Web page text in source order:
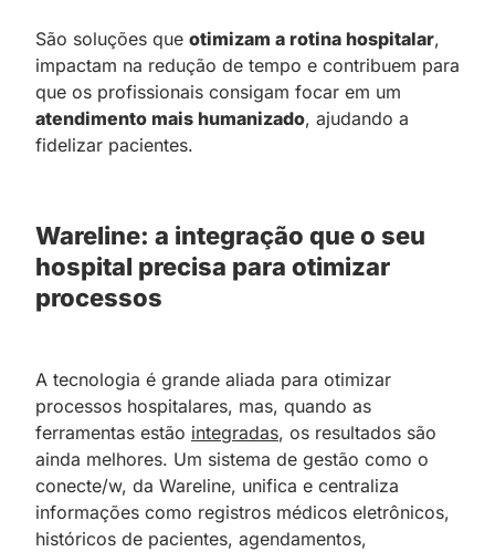
São soluções que otimizam a rotina hospitalar,
impactam na redução de tempo e contribuem para
que os profissionais consigam focar em um
atendimento mais humanizado, ajudando a
fidelizar pacientes.
Wareline: a integração que o seu
hospital precisa para otimizar
processos
A tecnologia é grande aliada para otimizar
processos hospitalares, mas, quando as
ferramentas estão integradas, os resultados são
ainda melhores. Um sistema de gestão como o
conecte/w, da Wareline, unifica e centraliza
informações como registros médicos eletrônicos,
históricos de pacientes, agendamentos,